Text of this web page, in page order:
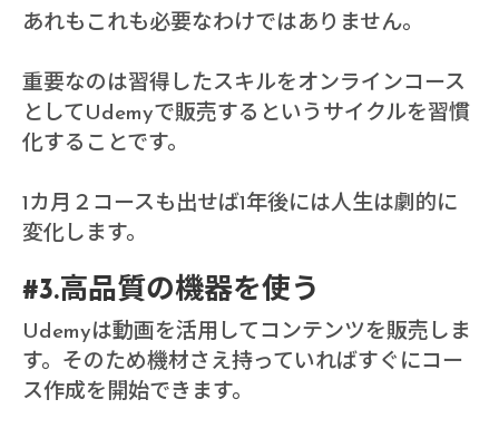
あれもこれも必要なわけではありません。
重要なのは習得したスキルをオンラインコース
としてUdemyで販売するというサイクルを習慣
化することです。
1カ月２コースも出せば1年後には人生は劇的に
変化します。
#3.高品質の機器を使う
Udemyは動画を活用してコンテンツを販売しま
す。そのため機材さえ持っていればすぐにコー
ス作成を開始できます。